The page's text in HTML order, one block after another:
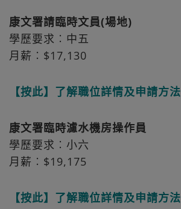
康文署請臨時文員(場地)
學歷要求︰中五
月薪︰$17,130
【按此】了解職位詳情及申請方法
康文署臨時濾水機房操作員
學歷要求︰小六
月薪︰$19,175
【按此】了解職位詳情及申請方法